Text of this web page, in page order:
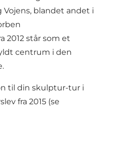
blandet andet i
2012 står som et
centrum i den
til din skulptur-tur i
fra 2015 (se